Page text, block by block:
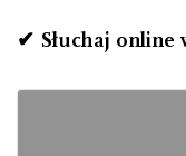
✔ Słuchaj online